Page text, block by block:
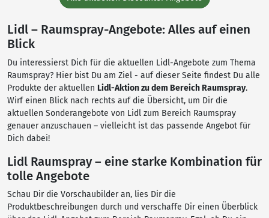
Lidl – Raumspray-Angebote: Alles auf einen
Blick
Du interessierst Dich für die aktuellen Lidl-Angebote zum Thema
Raumspray? Hier bist Du am Ziel - auf dieser Seite findest Du alle
Produkte der aktuellen Lidl-Aktion zu dem Bereich Raumspray.
Wirf einen Blick nach rechts auf die Übersicht, um Dir die
aktuellen Sonderangebote von Lidl zum Bereich Raumspray
genauer anzuschauen – vielleicht ist das passende Angebot für
Dich dabei!
Lidl Raumspray – eine starke Kombination für
tolle Angebote
Schau Dir die Vorschaubilder an, lies Dir die
Produktbeschreibungen durch und verschaffe Dir einen Überblick